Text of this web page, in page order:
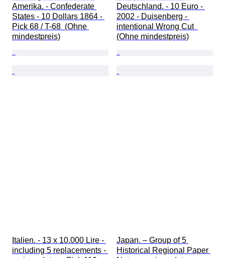
Amerika. - Confederate
States - 10 Dollars 1864 -
Pick 68 / T-68  (Ohne
mindestpreis)
Deutschland. - 10 Euro -
2002 - Duisenberg -
intentional Wrong Cut
(Ohne mindestpreis)
Italien. - 13 x 10.000 Lire -
including 5 replacements -
Japan. – Group of 5
Historical Regional Paper